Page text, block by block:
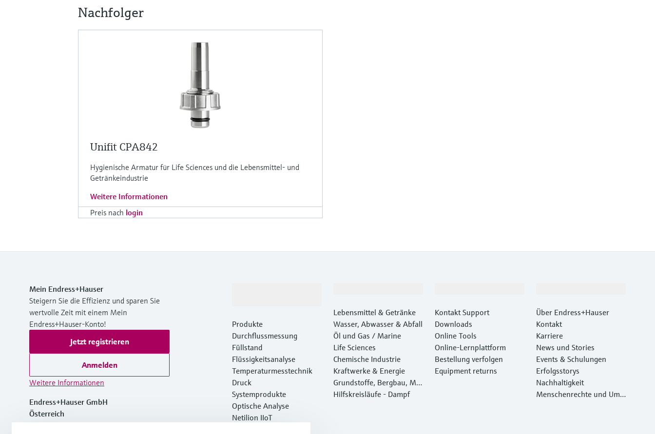
Nachfolger
Unifit CPA842
Hygienische Armatur für Life Sciences und die Lebensmittel- und
Getränkeindustrie
Weitere Informationen
Preis nach login
Mein Endress+Hauser
Steigern Sie die Effizienz und sparen Sie
wertvolle Zeit mit einem Mein
Endress+Hauser-Konto!
Jetzt registrieren
Anmelden
Weitere Informationen
Endress+Hauser GmbH
Österreich
Produkte
Durchflussmessung
Füllstand
Flüssigkeitsanalyse
Temperaturmesstechnik
Druck
Systemprodukte
Optische Analyse
Netilion IIoT
Lebensmittel & Getränke
Wasser, Abwasser & Abfall
Öl und Gas / Marine
Life Sciences
Chemische Industrie
Kraftwerke & Energie
Grundstoffe, Bergbau, Met
alle
Hilfskreisläufe - Dampf
Kontakt Support
Downloads
Online Tools
Online-Lernplattform
Bestellung verfolgen
Equipment returns
Über Endress+Hauser
Kontakt
Karriere
News und Stories
Events & Schulungen
Erfolgsstorys
Nachhaltigkeit
Menschenrechte und Umw